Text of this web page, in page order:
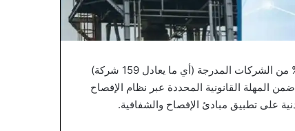
أعلن المدير التنفيذي لبورصة عمان، السيد مازن الوظائفي، أن 96% من الشركات المدرجة (أي ما يعادل 159 شركة)
التزمت بتزويد البورصة ببياناتها المالية السنوية المدققة لعام 2025 ضمن المهلة القانونية المحددة عبر نظام الإفصاح